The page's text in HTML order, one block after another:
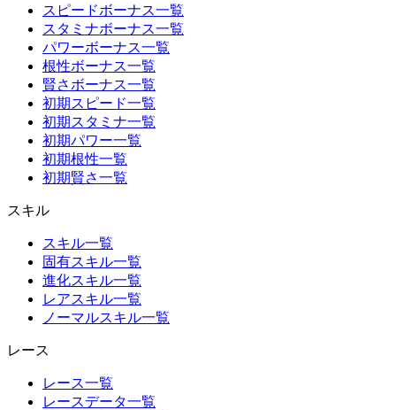
スピードボーナス一覧
スタミナボーナス一覧
パワーボーナス一覧
根性ボーナス一覧
賢さボーナス一覧
初期スピード一覧
初期スタミナ一覧
初期パワー一覧
初期根性一覧
初期賢さ一覧
スキル
スキル一覧
固有スキル一覧
進化スキル一覧
レアスキル一覧
ノーマルスキル一覧
レース
レース一覧
レースデータ一覧